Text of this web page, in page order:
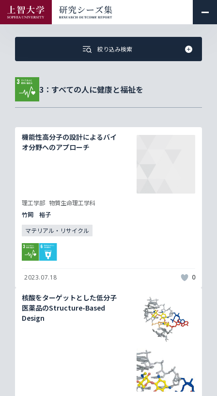
絞り込み検索
3：すべての人に健康と福祉を
機能性高分子の設計によるバイ
オ分野へのアプローチ
理工学部 物質生命理工学科
竹岡 裕子
マテリアル・リサイクル
2023.07.18 0
核酸をターゲットとした低分子
医薬品のStructure-Based
Design